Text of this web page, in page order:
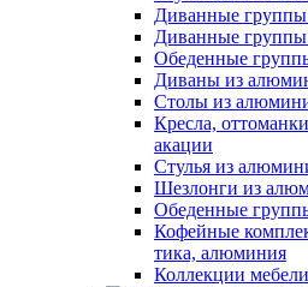
Диванные
Диванные группы
Обеденные
Диваны из
Столы из
Кресла,
акации
Стулья из
Шезлонги из
Обеденные
Кофейные
тика, алюминия
Коллекции мебели